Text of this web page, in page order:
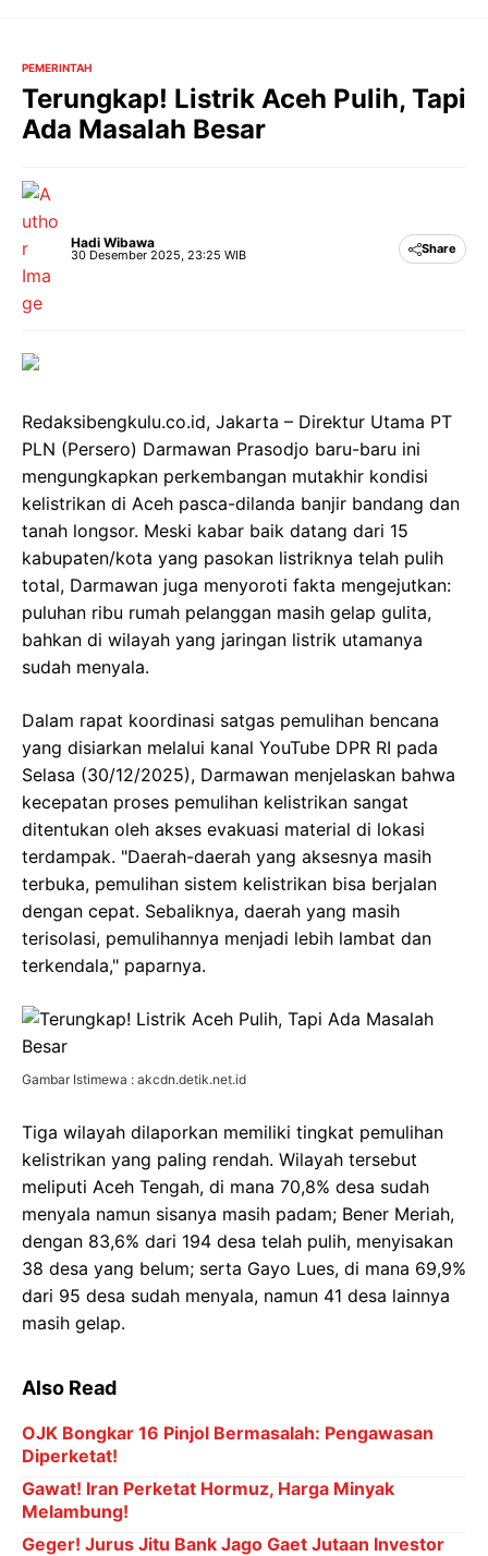
PEMERINTAH
Terungkap! Listrik Aceh Pulih, Tapi
Ada Masalah Besar
Hadi Wibawa
30 Desember 2025, 23:25 WIB Share
Redaksibengkulu.co.id, Jakarta – Direktur Utama PT
PLN (Persero) Darmawan Prasodjo baru-baru ini
mengungkapkan perkembangan mutakhir kondisi
kelistrikan di Aceh pasca-dilanda banjir bandang dan
tanah longsor. Meski kabar baik datang dari 15
kabupaten/kota yang pasokan listriknya telah pulih
total, Darmawan juga menyoroti fakta mengejutkan:
puluhan ribu rumah pelanggan masih gelap gulita,
bahkan di wilayah yang jaringan listrik utamanya
sudah menyala.
Dalam rapat koordinasi satgas pemulihan bencana
yang disiarkan melalui kanal YouTube DPR RI pada
Selasa (30/12/2025), Darmawan menjelaskan bahwa
kecepatan proses pemulihan kelistrikan sangat
ditentukan oleh akses evakuasi material di lokasi
terdampak. "Daerah-daerah yang aksesnya masih
terbuka, pemulihan sistem kelistrikan bisa berjalan
dengan cepat. Sebaliknya, daerah yang masih
terisolasi, pemulihannya menjadi lebih lambat dan
terkendala," paparnya.
Gambar Istimewa : akcdn.detik.net.id
Tiga wilayah dilaporkan memiliki tingkat pemulihan
kelistrikan yang paling rendah. Wilayah tersebut
meliputi Aceh Tengah, di mana 70,8% desa sudah
menyala namun sisanya masih padam; Bener Meriah,
dengan 83,6% dari 194 desa telah pulih, menyisakan
38 desa yang belum; serta Gayo Lues, di mana 69,9%
dari 95 desa sudah menyala, namun 41 desa lainnya
masih gelap.
Also Read
OJK Bongkar 16 Pinjol Bermasalah: Pengawasan
Diperketat!
Gawat! Iran Perketat Hormuz, Harga Minyak
Melambung!
Geger! Jurus Jitu Bank Jago Gaet Jutaan Investor